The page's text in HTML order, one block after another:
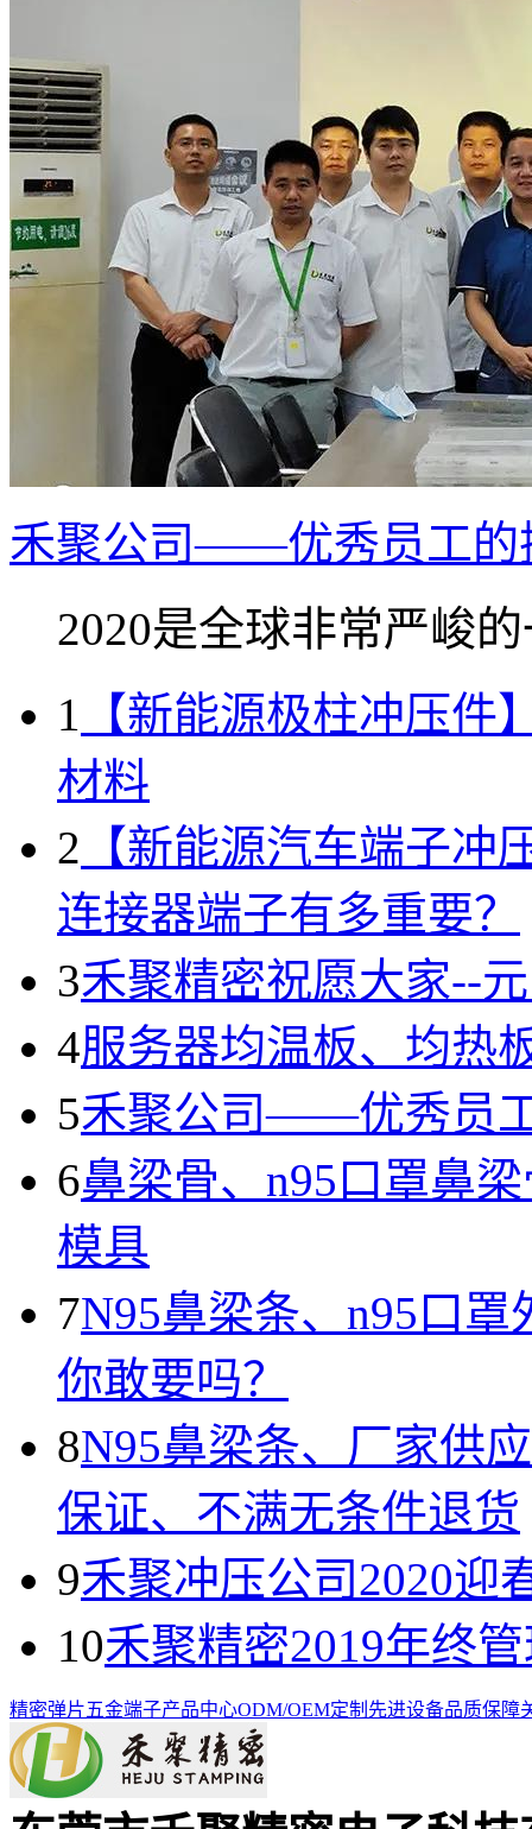
禾聚公司——优秀员工的
2020是全球非常严峻
1 【新能源极柱冲压
材料
2 【新能源汽车端子
连接器端子有多重要？
3禾聚精密祝愿大家--
4服务器均温板、均热
5禾聚公司——优秀员
6鼻梁骨、n95口罩鼻
模具
7N95鼻梁条、n95口
你敢要吗？
8N95鼻梁条、厂家供
保证、不满无条件退货
9禾聚冲压公司2020迎
10禾聚精密2019年终
精密弹片五金端子产品中心ODM/OEM定制 先进设备品质保障